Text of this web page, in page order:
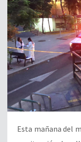
Esta mañana del